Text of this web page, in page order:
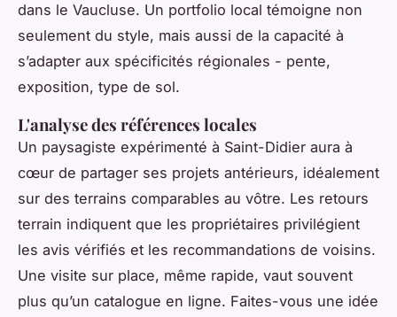
dans le Vaucluse. Un portfolio local témoigne non
seulement du style, mais aussi de la capacité à
s’adapter aux spécificités régionales - pente,
exposition, type de sol.
L'analyse des références locales
Un paysagiste expérimenté à Saint-Didier aura à
cœur de partager ses projets antérieurs, idéalement
sur des terrains comparables au vôtre. Les retours
terrain indiquent que les propriétaires privilégient
les avis vérifiés et les recommandations de voisins.
Une visite sur place, même rapide, vaut souvent
plus qu’un catalogue en ligne. Faites-vous une idée